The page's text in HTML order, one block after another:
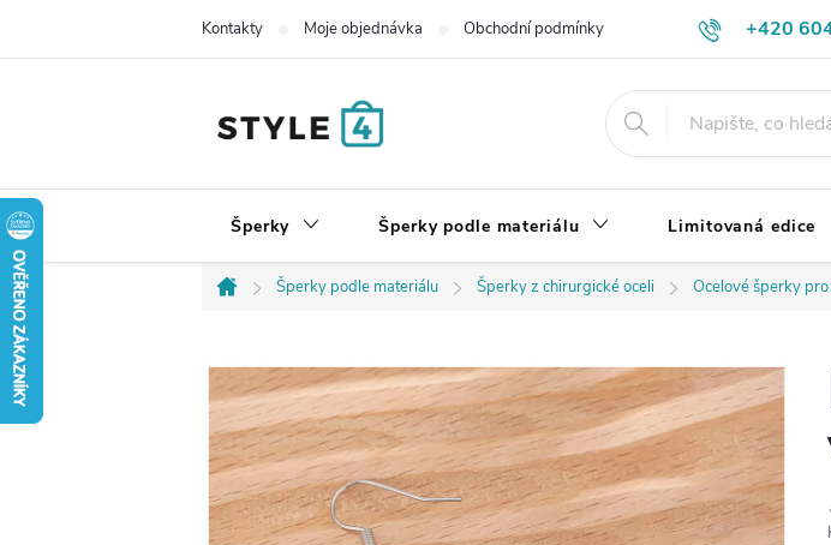
+420
Kontakty Moje objednávka Obchodní podmínky Výměna, vrácení a
Šperky Šperky podle materiálu Limitovaná edice
Domů
Šperky podle materiálu Šperky z chirurgické oceli Ocelové šperky